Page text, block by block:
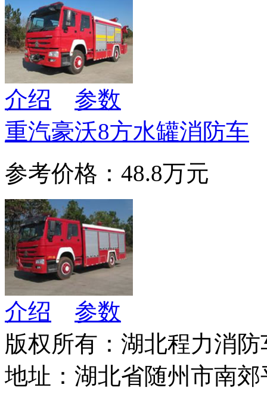
介绍
参数
重汽豪沃8方水罐消防车
参考价格：48.8万元
介绍
参数
版权所有：湖北程力消
地址：湖北省随州市南